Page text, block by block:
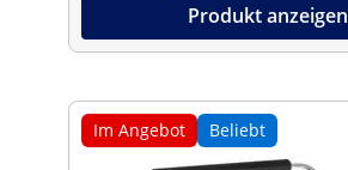
Produkt anzeigen
Im Angebot Beliebt